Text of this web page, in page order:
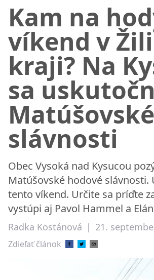
Kam na
víkend v
kraji? Na
sa
slávnosti
Obec Vysoká nad Kysucou
Matúšovské hodové slávnosti.
tento víkend. Určite sa príďte
vystúpi aj Pavol Hammel a
Radka Kostánová | 21.
Zdieľať článok